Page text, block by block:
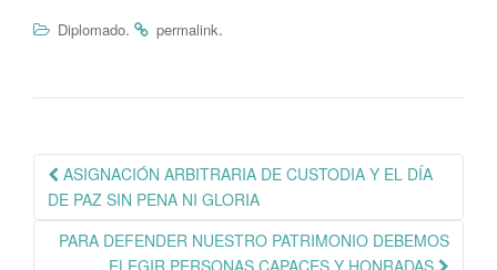
bo tte ts
m
Diplomado. permalink.
Navegación
de
publicación
ASIGNACIÓN ARBITRARIA DE CUSTODIA Y EL DÍA
DE PAZ SIN PENA NI GLORIA
PARA DEFENDER NUESTRO PATRIMONIO DEBEMOS
ELEGIR PERSONAS CAPACES Y HONRADAS